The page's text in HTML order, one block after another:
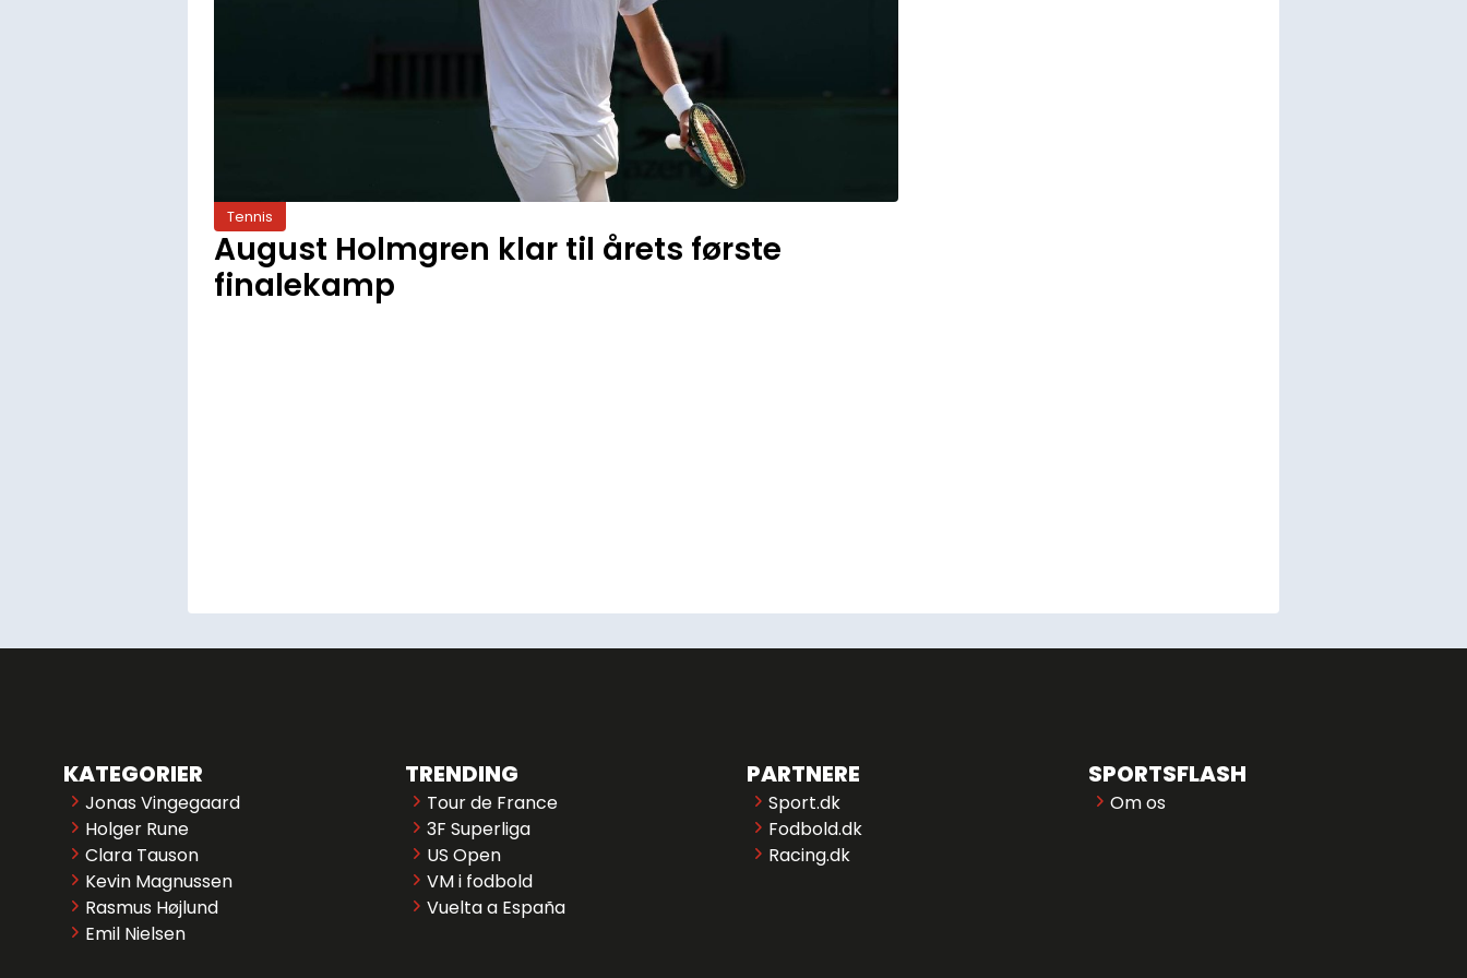
Tennis
August Holmgren klar til årets første
finalekamp
KATEGORIER
Jonas Vingegaard
Holger Rune
Clara Tauson
Kevin Magnussen
Rasmus Højlund
Emil Nielsen
TRENDING
Tour de France
3F Superliga
US Open
VM i fodbold
Vuelta a España
PARTNERE
Sport.dk
Fodbold.dk
Racing.dk
SPORTSFLASH
Om os